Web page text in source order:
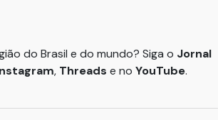
do Brasil e do mundo? Siga o Jornal
, Threads e no YouTube.